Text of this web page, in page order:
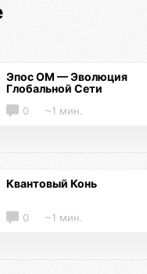
Эпос ОМ — Эволюция
Глобальной Сети
0 ~1 мин.
Квантовый Конь
0 ~1 мин.